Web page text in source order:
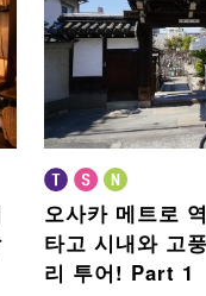
오사카 메트로
타고시내와 고
리 투어! Part 1